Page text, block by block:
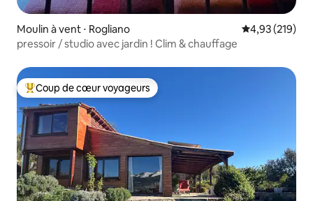
Moulin à vent ⋅ Rogliano Évaluation
4,93 (219)
pressoir / studio avec jardin ! Clim & chauffage
Coups de cœur voyageurs les plus appréciés
Coup de cœur voyageurs